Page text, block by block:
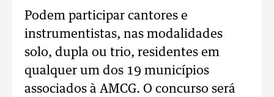
Podem participar cantores e
instrumentistas, nas modalidades
solo, dupla ou trio, residentes em
qualquer um dos 19 municípios
associados à AMCG. O concurso será